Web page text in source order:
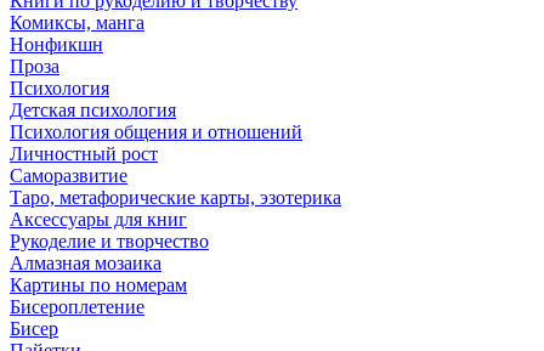
Комиксы, манга
Нонфикшн
Проза
Психология
Детская психология
Психология общения и отношений
Личностный рост
Саморазвитие
Таро, метафорические карты, эзотерика
Аксессуары для книг
Рукоделие и творчество
Алмазная мозаика
Картины по номерам
Бисероплетение
Бисер